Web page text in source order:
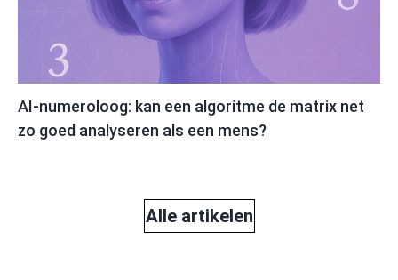
AI-numeroloog: kan een algoritme de matrix net
zo goed analyseren als een mens?
Alle artikelen